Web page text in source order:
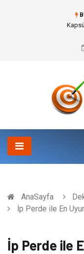
Ataşehir Gitar Dersi
AnaSayfa
İp Perde ile En
İp Perde ile